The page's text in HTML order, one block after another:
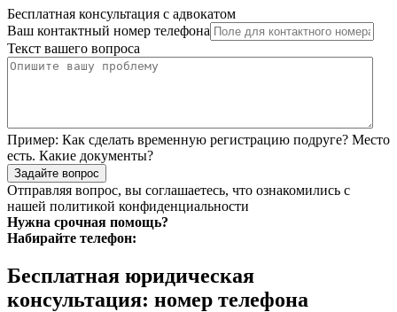
Бесплатная консультация с адвокатом
Ваш контактный номер телефона
Текст вашего вопроса
Пример: Как сделать временную регистрацию подруге? Место
есть. Какие документы?
Задайте вопрос
Отправляя вопрос, вы соглашаетесь, что ознакомились с
нашей политикой конфиденциальности
Нужна срочная помощь?
Набирайте телефон:
Бесплатная юридическая
консультация: номер телефона